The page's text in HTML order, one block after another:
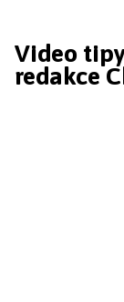
Video
redakce